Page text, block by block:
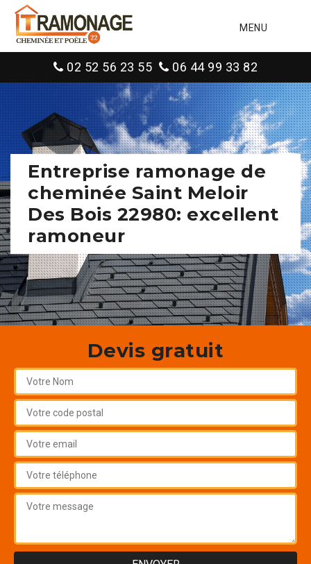
MENU
02 52 56 23 55 06 44 99 33 82
Entreprise ramonage de
cheminée Saint Meloir
Des Bois 22980: excellent
ramoneur
Devis gratuit